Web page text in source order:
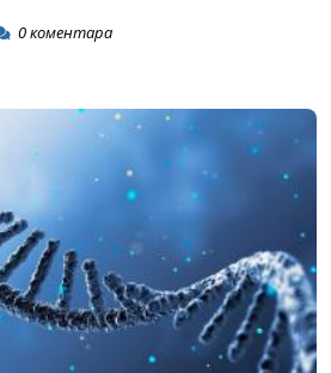
0коментара